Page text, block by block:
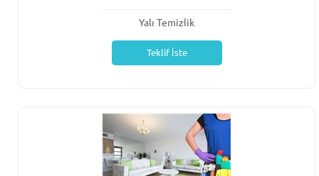
Yalı Temizlik
Teklif İste